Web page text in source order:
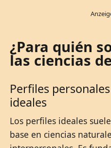
¿Para quién
las ciencias
Perfiles
ideales
Los perfiles ideales
base en ciencias